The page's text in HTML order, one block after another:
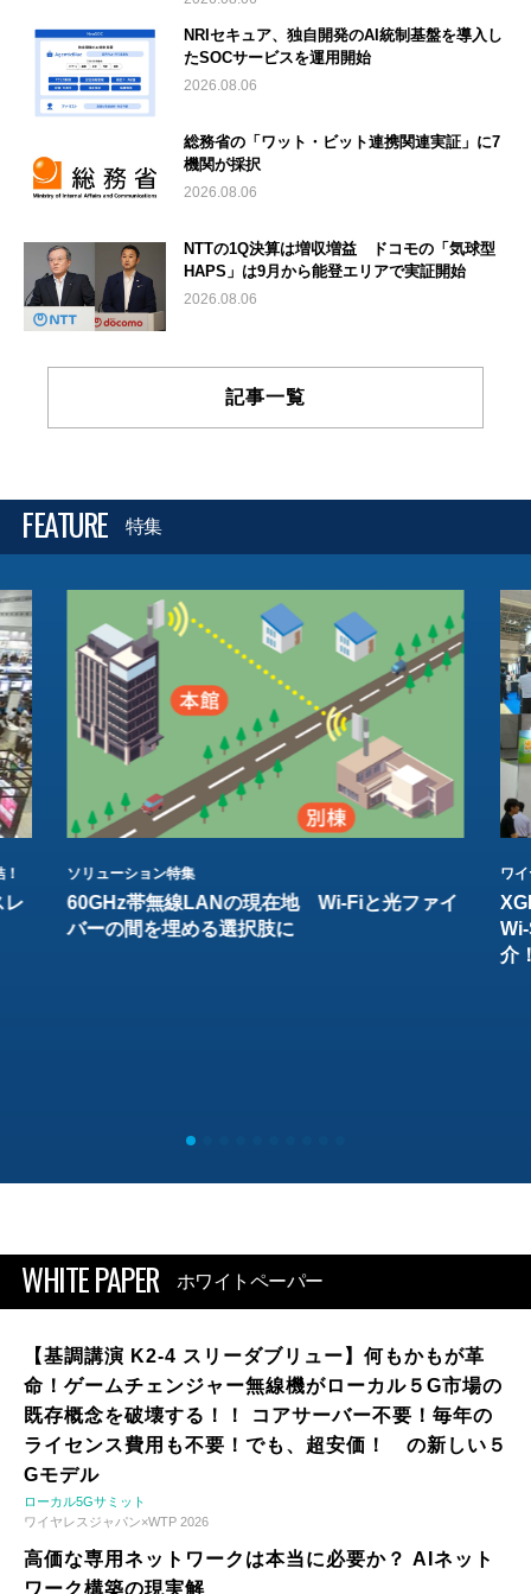
NRIセキュア、独自開発のAI統制基盤を導入し
たSOCサービスを運用開始
2026.08.06
総務省の「ワット・ビット連携関連実証」に7
機関が採択
2026.08.06
NTTの1Q決算は増収増益 ドコモの「気球型
HAPS」は9月から能登エリアで実証開始
2026.08.06
記事一覧
FEATURE 特集
レ
ソリューション特集
60GHz帯無線LANの現在地 Wi-Fiと光ファイ
バーの間を埋める選択肢に
ワ
介
WHITE PAPER ホワイトペーパー
【基調講演 K2-4 スリーダブリュー】何もかもが革
命！ゲームチェンジャー無線機がローカル５G市場の
既存概念を破壊する！！ コアサーバー不要！毎年の
ライセンス費用も不要！でも、超安価！ の新しい５
Gモデル
ローカル5Gサミット
ワイヤレスジャパン×WTP 2026
高価な専用ネットワークは本当に必要か？ AIネット
ワーク構築の現実解